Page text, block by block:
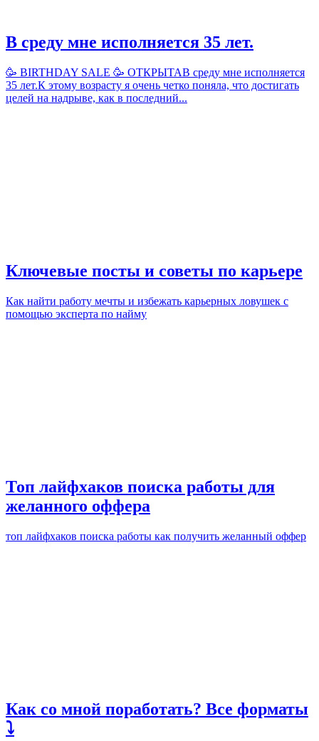
В среду мне исполняется 35 лет.
🥳 BIRTHDAY SALE 🥳 ОТКРЫТАВ среду мне исполняется
35 лет.К этому возрасту я очень четко поняла, что достигать
целей на надрыве, как в последний...
Ключевые посты и советы по карьере
Как найти работу мечты и избежать карьерных ловушек с
помощью эксперта по найму
Топ лайфхаков поиска работы для
желанного оффера
топ лайфхаков поиска работы как получить желанный оффер
Как со мной поработать? Все форматы
⤵️